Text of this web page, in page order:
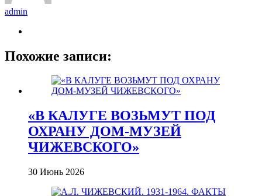
admin
Похожие записи:
«В КАЛУГЕ ВОЗЬМУТ ПОД
ОХРАНУ ДОМ-МУЗЕЙ
ЧИЖЕВСКОГО»
30 Июнь 2026